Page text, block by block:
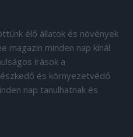
élő állatok és növények
magazin minden nap kínál
írások a
és környezetvédő
nap tanulhatnak és